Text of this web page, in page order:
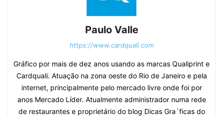
Paulo Valle
https://www.cardquali.com
Gráfico por mais de dez anos usando as marcas Qualiprint e
Cardquali. Atuação na zona oeste do Rio de Janeiro e pela
internet, principalmente pelo mercado livre onde foi por
anos Mercado Líder. Atualmente administrador numa rede
de restaurantes e proprietário do blog Dicas Gra´ficas do